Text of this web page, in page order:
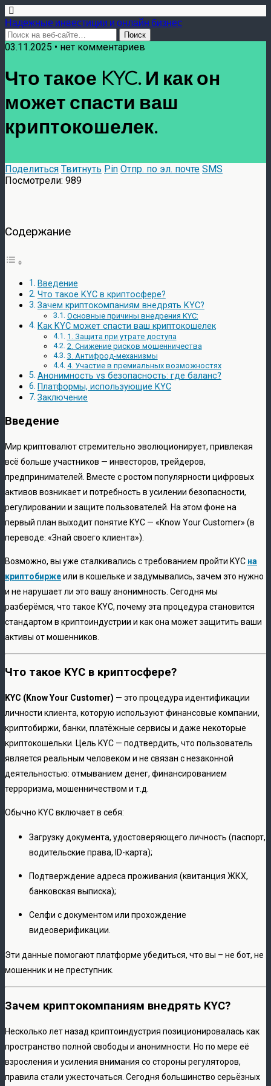
Надежные инвестиции и онлайн бизнес
03.11.2025 • нет комментариев
Что такое KYC. И как он
может спасти ваш
криптокошелек.
Поделиться Твитнуть Pin Отпр. по эл. почте SMS
Посмотрели: 989
Содержание
Введение
Что такое KYC в криптосфере?
Зачем криптокомпаниям внедрять KYC?
Основные причины внедрения KYC:
Как KYC может спасти ваш криптокошелек
1. Защита при утрате доступа
2. Снижение рисков мошенничества
3. Антифрод-механизмы
4. Участие в премиальных возможностях
Анонимность vs безопасность: где баланс?
Платформы, использующие KYC
Заключение
Введение
Мир криптовалют стремительно эволюционирует, привлекая
всё больше участников — инвесторов, трейдеров,
предпринимателей. Вместе с ростом популярности цифровых
активов возникает и потребность в усилении безопасности,
регулировании и защите пользователей. На этом фоне на
первый план выходит понятие KYC — «Know Your Customer» (в
переводе: «Знай своего клиента»).
Возможно, вы уже сталкивались с требованием пройти KYC на
криптобиржеили в кошельке и задумывались, зачем это нужно
и не нарушает ли это вашу анонимность. Сегодня мы
разберёмся, что такое KYC, почему эта процедура становится
стандартом в криптоиндустрии и как она может защитить ваши
активы от мошенников.
Что такое KYC в криптосфере?
KYC (Know Your Customer) — это процедура идентификации
личности клиента, которую используют финансовые компании,
криптобиржи, банки, платёжные сервисы и даже некоторые
криптокошельки. Цель KYC — подтвердить, что пользователь
является реальным человеком и не связан с незаконной
деятельностью: отмыванием денег, финансированием
терроризма, мошенничеством и т.д.
Обычно KYC включает в себя:
Загрузку документа, удостоверяющего личность (паспорт,
водительские права, ID-карта);
Подтверждение адреса проживания (квитанция ЖКХ,
банковская выписка);
Селфи с документом или прохождение
видеоверификации.
Эти данные помогают платформе убедиться, что вы – не бот, не
мошенник и не преступник.
Зачем криптокомпаниям внедрять KYC?
Несколько лет назад криптоиндустрия позиционировалась как
пространство полной свободы и анонимности. Но по мере её
взросления и усиления внимания со стороны регуляторов,
правила стали ужесточаться. Сегодня большинство серьёзных